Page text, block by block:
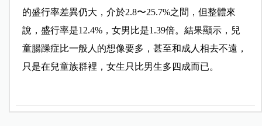
的盛行率差異仍大，介於2.8〜25.7%之間，但整體來
說，盛行率是12.4%，女男比是1.39倍。結果顯示，兒
童腸躁症比一般人的想像要多，甚至和成人相去不遠，
只是在兒童族群裡，女生只比男生多四成而已。